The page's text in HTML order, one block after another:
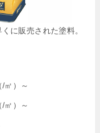
に販売された塗料。
㎡）～
㎡）～